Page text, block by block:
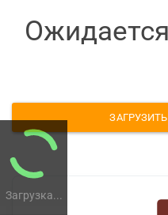
Загрузка...